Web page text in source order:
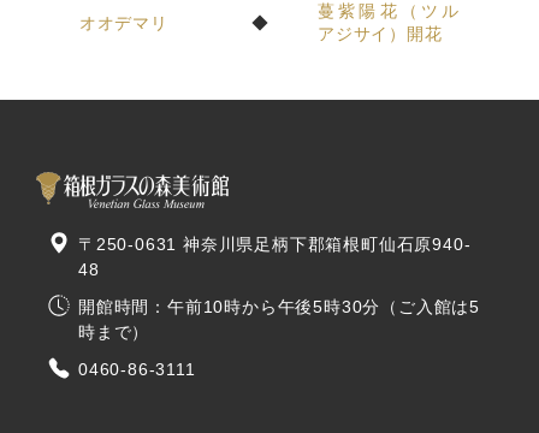
オオデマリ
蔓紫陽花（ツル
アジサイ）開花
〒250-0631 神奈川県足柄下郡箱根町仙石原940-
48
開館時間：午前10時から午後5時30分（ご入館は5
時まで）
0460-86-3111